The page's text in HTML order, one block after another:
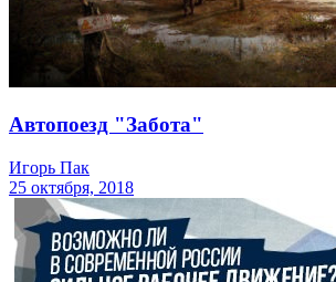
Автопоезд "Забота"
Игорь Пак
25 октября, 2018